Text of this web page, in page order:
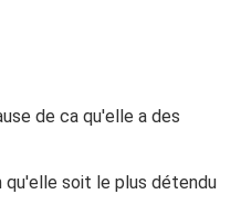
de ca qu'elle a des
qu'elle soit le plus détendu